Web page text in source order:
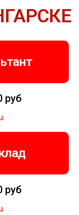
руб
руб